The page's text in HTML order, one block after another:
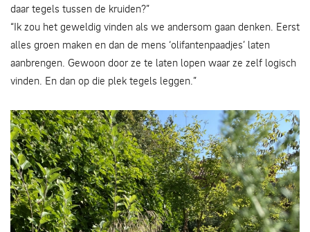
daar tegels tussen de kruiden?”
“Ik zou het geweldig vinden als we andersom gaan denken. Eerst
alles groen maken en dan de mens ‘olifantenpaadjes’ laten
aanbrengen. Gewoon door ze te laten lopen waar ze zelf logisch
vinden. En dan op die plek tegels leggen.”